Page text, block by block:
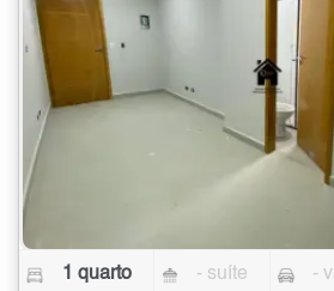
1 quarto - suíte -